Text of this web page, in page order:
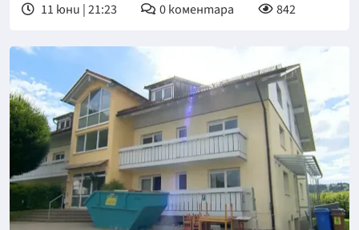
11 юни | 21:23 0коментара 842